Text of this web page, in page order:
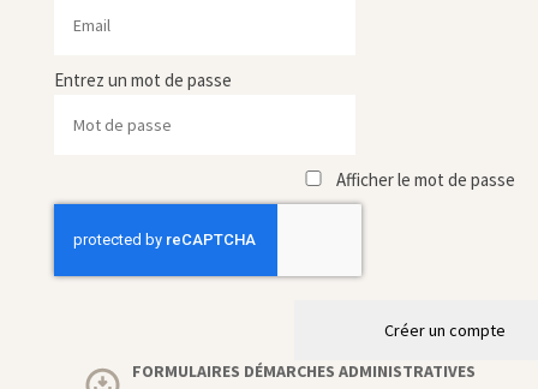
Entrez un mot de passe
Afficher le mot de passe
Créer un compte
FORMULAIRES DÉMARCHES ADMINISTRATIVES